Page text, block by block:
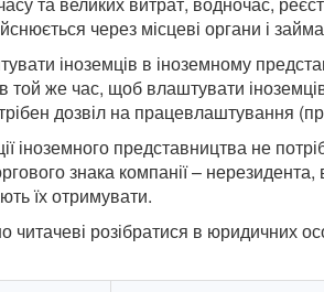
через місцеві органи і
іноземців в іноземному
той же час, щоб влаштувати
дозвіл на працевлаштування
іноземного представництва не
знака компанії –
їх отримувати.
читачеві розібратися в юридичних